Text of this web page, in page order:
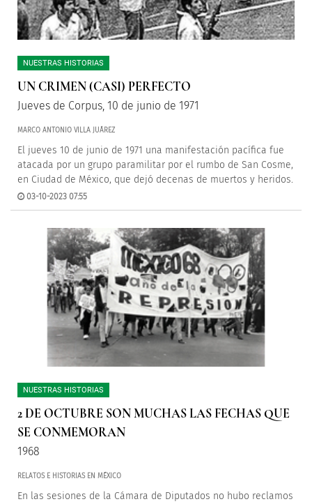
NUESTRAS HISTORIAS
UN CRIMEN (CASI) PERFECTO
Jueves de Corpus, 10 de junio de 1971
MARCO ANTONIO VILLA JUÁREZ
El jueves 10 de junio de 1971 una manifestación pacífica fue
atacada por un grupo paramilitar por el rumbo de San Cosme,
en Ciudad de México, que dejó decenas de muertos y heridos.
03-10-2023 07:55
NUESTRAS HISTORIAS
2 DE OCTUBRE SON MUCHAS LAS FECHAS QUE
SE CONMEMORAN
1968
RELATOS E HISTORIAS EN MÉXICO
En las sesiones de la Cámara de Diputados no hubo reclamos